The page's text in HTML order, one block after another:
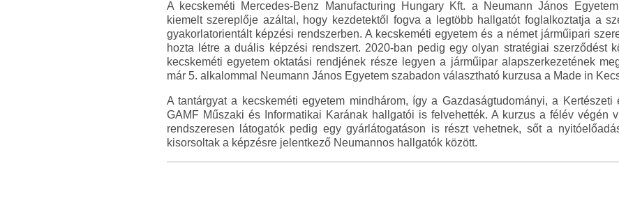
A kecskeméti Mercedes-Benz Manufacturing Hungary Kft. a Neumann János
kiemelt szereplője azáltal, hogy kezdetektől fogva a legtöbb hallgatót foglalkoztatja a
gyakorlatorientált képzési rendszerben. A kecskeméti egyetem és a német járműipari
hozta létre a duális képzési rendszert. 2020-ban pedig egy olyan stratégiai szerződést
kecskeméti egyetem oktatási rendjének része legyen a járműipar alapszerkezetének
már 5. alkalommal Neumann János Egyetem szabadon választható kurzusa a Made in
A tantárgyat a kecskeméti egyetem mindhárom, így a Gazdaságtudományi, a
GAMF Műszaki és Informatikai Karának hallgatói is felvehették. A kurzus a félév végén
rendszeresen látogatók pedig egy gyárlátogatáson is részt vehetnek, sőt a
kisorsoltak a képzésre jelentkező Neumannos hallgatók között.